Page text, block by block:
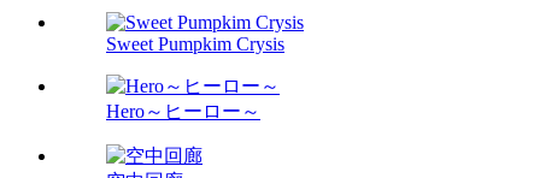
Sweet Pumpkim Crysis
Hero～ヒーロー～